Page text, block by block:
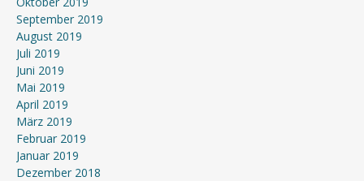
September 2019
August 2019
Juli 2019
Juni 2019
Mai 2019
April 2019
März 2019
Februar 2019
Januar 2019
Dezember 2018